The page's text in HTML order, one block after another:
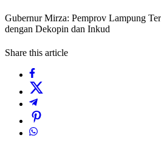
Gubernur Mirza: Pemprov Lampung
dengan Dekopin dan Inkud
Share this article